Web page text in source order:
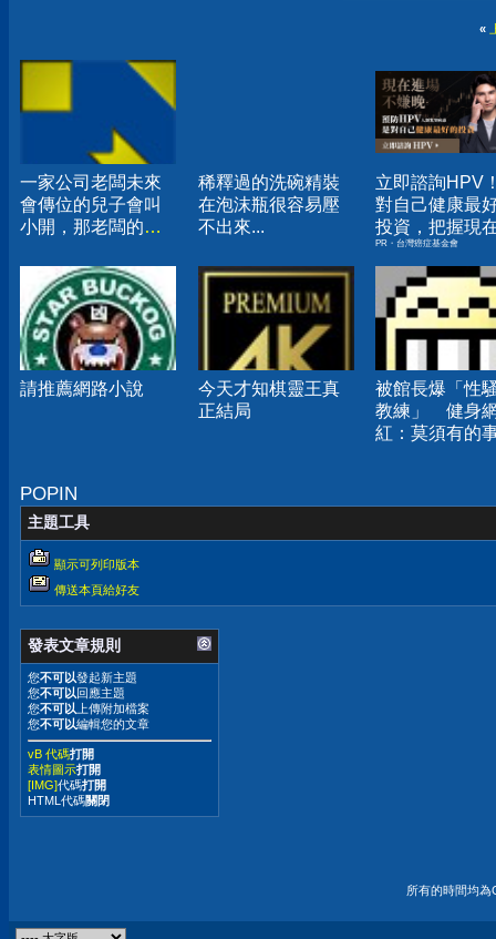
«
一家公司老闆未來
會傳位的兒子會叫
小開，那老闆的女
稀釋過的洗碗精裝
在泡沫瓶很容易壓
不出來...
立即諮詢HPV
對自己健康最
投資，把握現
嫌晚！
PR・台灣癌症基金會
請推薦網路小說
今天才知棋靈王真
正結局
被館長爆「性
教練」 健身
紅：莫須有的
POPIN
主題工具
顯示可列印版本
傳送本頁給好友
發表文章規則
您不可以發起新主題
您不可以 回應主題
您不可以 上傳附加檔案
您不可以編輯您的文章
vB 代碼打開
表情圖示打開
[IMG]代碼打開
HTML代碼關閉
所有的時間均為